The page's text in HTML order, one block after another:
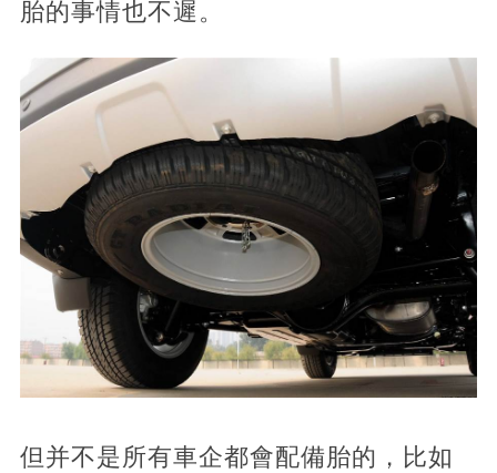
胎的事情也不遲。
但并不是所有車企都會配備胎的，比如